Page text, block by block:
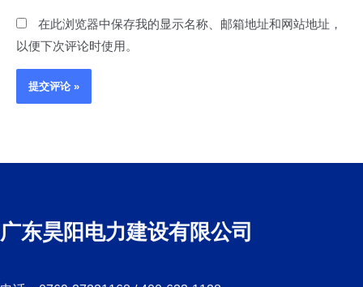
在此浏览器中保存我的显示名称、邮箱地址和网站地址，
以便下次评论时使用。
广东昊阳电力建设有限公司